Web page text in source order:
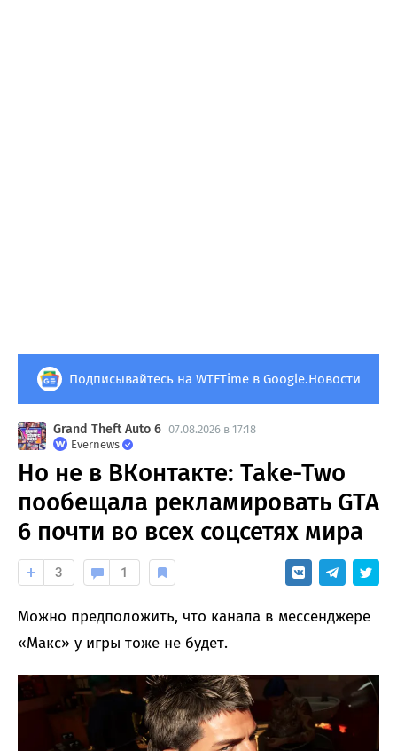
Подписывайтесь на WTFTime в Google.Новости
Grand Theft Auto 6 07.08.2026 в 17:18
Evernews
Но не в ВКонтакте: Take-Two
пообещала рекламировать GTA
6 почти во всех соцсетях мира
3 1
Можно предположить, что канала в мессенджере
«Макс» у игры тоже не будет.